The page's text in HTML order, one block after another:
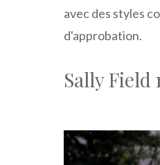
avec des styles
d'approbation.
Sally Field